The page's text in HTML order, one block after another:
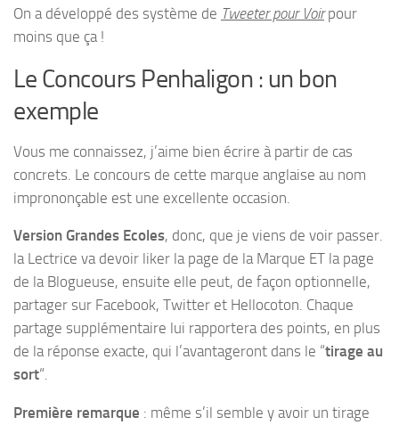
On a développé des système de Tweeter pour Voirpour
moins que ça !
Le Concours Penhaligon : un bon
exemple
Vous me connaissez, j’aime bien écrire à partir de cas
concrets. Le concours de cette marque anglaise au nom
imprononçable est une excellente occasion.
Version Grandes Ecoles, donc, que je viens de voir passer.
la Lectrice va devoir liker la page de la Marque ET la page
de la Blogueuse, ensuite elle peut, de façon optionnelle,
partager sur Facebook, Twitter et Hellocoton. Chaque
partage supplémentaire lui rapportera des points, en plus
de la réponse exacte, qui l’avantageront dans le “tirage au
sort“.
Première remarque : même s’il semble y avoir un tirage